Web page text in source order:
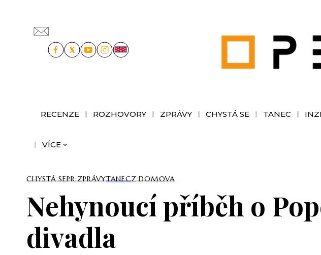
RECENZE ROZHOVORY ZPRÁVY CHYSTÁ SE TANEC
VÍCE
CHYSTÁ SEPR ZPRÁVYTANECZ DOMOVA
Nehynoucí příběh o
divadla